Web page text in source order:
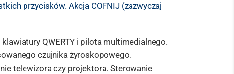
przycisków. Akcja COFNIJ (zazwyczaj
QWERTY i pilota multimedialnego.
czujnika żyroskopowego,
telewizora czy projektora. Sterowanie